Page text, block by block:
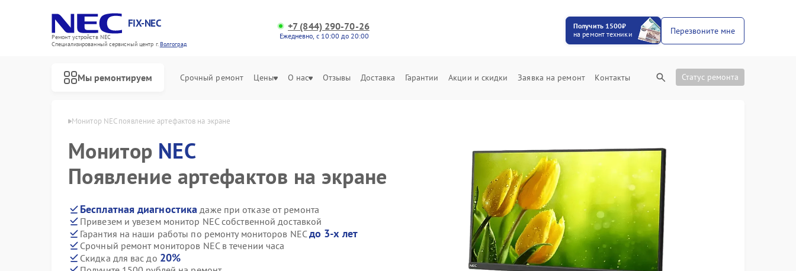
FIX-NEC
Ремонт устройств NEC
Специализированный cервисный центр г.Волгоград
+7 (844) 290-70-26
Ежедневно, с 10:00 до 20:00
Получить 1500₽
на ремонт техники
Перезвоните мне
Мы ремонтируем Срочный ремонт Цены О нас Отзывы Доставка Гарантии Акции и скидки Заявка на ремонт Контакты Статус ремонта
NEC в Волгограде Монитор NEC появление артефактов на экране
Монитор NEC
Появление артефактов на экране
Бесплатная диагностика даже при отказе от ремонта
Привезем и увезем монитор NEC собственной доставкой
Гарантия на наши работы по ремонту мониторов NECдо 3-х лет
Срочный ремонт мониторов NEC в течении часа
Скидка для вас до 20%